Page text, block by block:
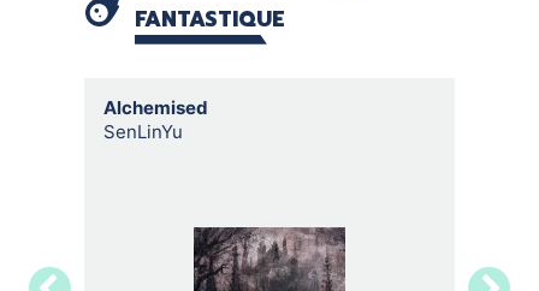
FANTASTIQUE
Alchemised
SenLinYu